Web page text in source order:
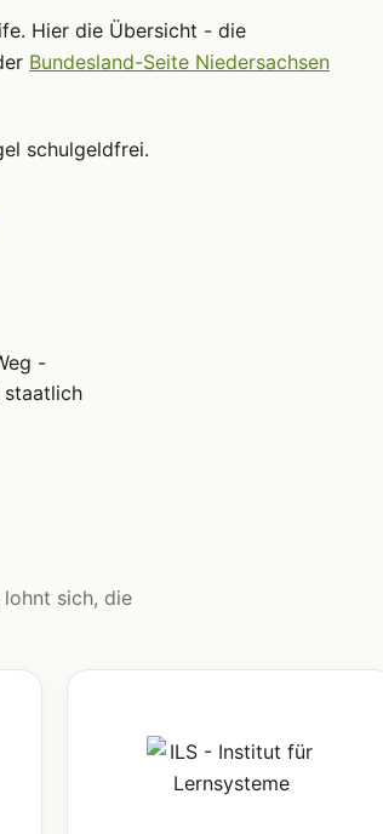
Hier die Übersicht - die
Bundesland-Seite Niedersachsen
schulgeldfrei.
-
staatlich
sich, die